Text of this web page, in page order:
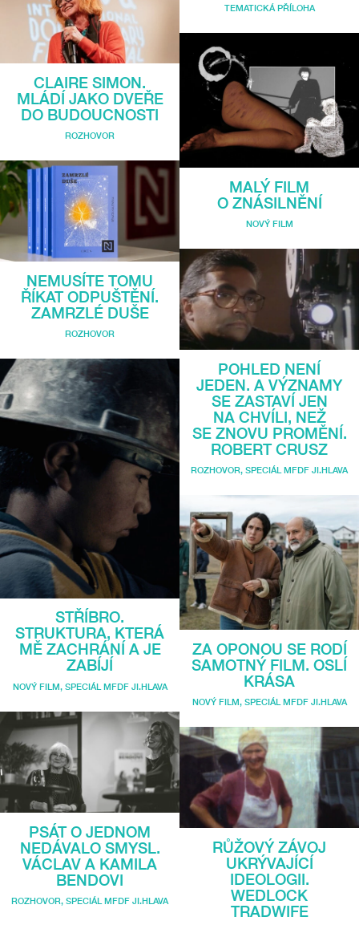
CLAIRE SIMON.
MLÁDÍ JAKO DVEŘE
DO BUDOUCNOSTI
ROZHOVOR
NEMUSÍTE TOMU
ŘÍKAT ODPUŠTĚNÍ.
ZAMRZLÉ DUŠE
ROZHOVOR
STŘÍBRO.
STRUKTURA, KTERÁ
MĚ ZACHRÁNÍ A JE
ZABÍJÍ
NOVÝ FILM SPECIÁL MFDF JI.HLAVA
PSÁT O JEDNOM
NEDÁVALO SMYSL.
VÁCLAV A KAMILA
BENDOVI
ROZHOVOR SPECIÁL MFDF JI.HLAVA
TEMATICKÁ PŘÍLOHA
MALÝ FILM
O ZNÁSILNĚNÍ
NOVÝ FILM
POHLED NENÍ
JEDEN. A VÝZNAMY
SE ZASTAVÍ JEN
NA CHVÍLI, NEŽ
SE ZNOVU PROMĚNÍ.
ROBERT CRUSZ
ROZHOVOR, SPECIÁL MFDF JI.HLAVA
ZA OPONOU SE RODÍ
SAMOTNÝ FILM. OSLÍ
KRÁSA
NOVÝ FILM, SPECIÁL MFDF JI.HLAVA
RŮŽOVÝ ZÁVOJ
UKRÝVAJÍCÍ
IDEOLOGII.
WEDLOCK
TRADWIFE